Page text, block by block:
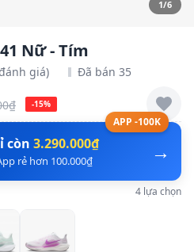
1/6
Nữ - Tím
giá) Đã bán 35
-15%
APP -100K
→
còn 3.290.000₫
rẻ hơn 100.000₫
4 lựa chọn